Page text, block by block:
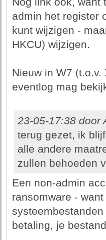
admin het register
kunt wijzigen -
HKCU) wijzigen.
Nieuw in W7
eventlog mag
23-05-17:38 door
terug gezet, ik
alle andere
zullen behoeden
Een non-admin
ransomware -
betaling, je